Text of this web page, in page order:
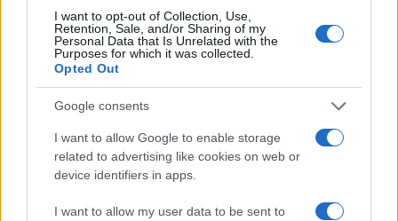
I want to opt-out of Collection, Use,
Retention, Sale, and/or Sharing of my
Personal Data that Is Unrelated with the
Purposes for which it was collected.
Opted Out
Google consents
I want to allow Google to enable storage
related to advertising like cookies on web or
device identifiers in apps.
I want to allow my user data to be sent to
William, Kate e i principini in Scozia per i giochi del
Commonwealth: tutti i dettagli
Francesca Lombardi · 2 Ago 2026
GAMING NEWS